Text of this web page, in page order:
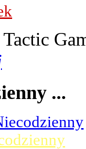
...